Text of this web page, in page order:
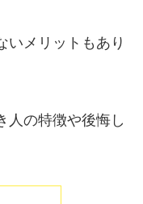
いメリットもあり
人の特徴や後悔し